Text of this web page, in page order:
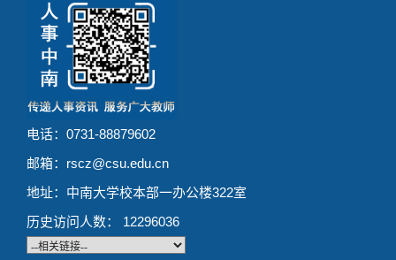
电话：0731-88879602
邮箱：rscz@csu.edu.cn
地址：中南大学校本部一办公楼322室
历史访问人数：
12296036